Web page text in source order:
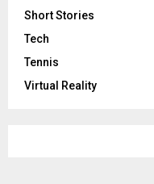
Short Stories
Tech
Tennis
Virtual Reality